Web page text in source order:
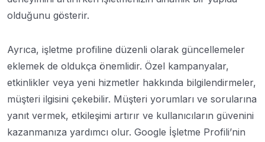
olduğunu gösterir.
Ayrıca, işletme profiline düzenli olarak güncellemeler
eklemek de oldukça önemlidir. Özel kampanyalar,
etkinlikler veya yeni hizmetler hakkında bilgilendirmeler,
müşteri ilgisini çekebilir. Müşteri yorumları ve sorularına
yanıt vermek, etkileşimi artırır ve kullanıcıların güvenini
kazanmanıza yardımcı olur. Google İşletme Profili’nin